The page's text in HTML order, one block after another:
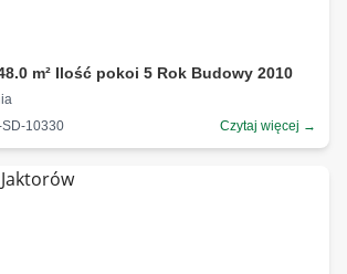
m² Ilość pokoi 5 Rok Budowy 2010
10330
Czytaj więcej →